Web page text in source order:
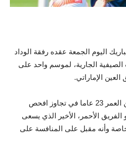
اليوم الجمعة عقده رفقة الوداد
الصيفية الجارية، لموسم واحد على
الإماراتي.
ونجح وسط الميدان البالغ من العمر 23 عاما في تجاوز افحص
الأحمر، الأخير الذي يسعى
خاصة وأنه مقبل على المنافسة على